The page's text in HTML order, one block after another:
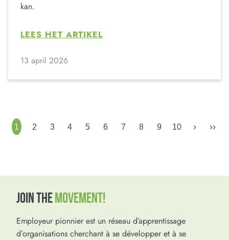
kan.
LEES HET ARTIKEL
13 april 2026
1 2 3 4 5 6 7 8 9 10 › ››
JOIN THEMOVEMENT!
Employeur pionnier est un réseau d’apprentissage
d’organisations cherchant à se développer et à se